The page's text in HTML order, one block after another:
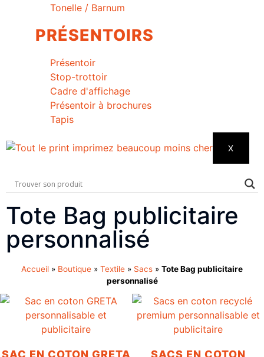
Tonelle / Barnum
PRÉSENTOIRS
Présentoir
Stop-trottoir
Cadre d'affichage
Présentoir à brochures
Tapis
X
Tote Bag publicitaire
personnalisé
Accueil » Boutique » Textile » Sacs » Tote Bag publicitaire
personnalisé